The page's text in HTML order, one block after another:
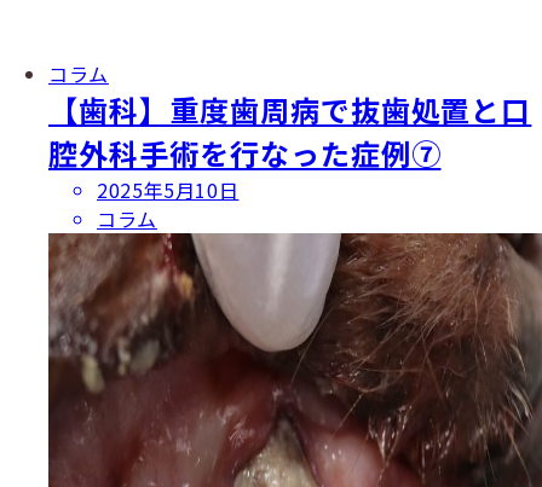
コラム
【歯科】重度歯周病で抜歯処置と口
腔外科手術を行なった症例⑦
投
稿
日
2025年5月10日
コラム